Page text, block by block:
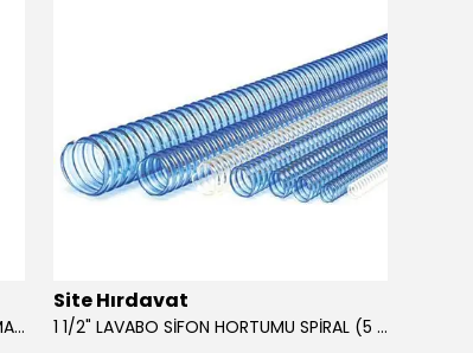
0.80x27x50mm KRONE DIN340 UZUN MATKAP UCU HSS 10 Adet
Site Hırdavat
1 1/2" LAVABO SİFON HORTUMU SPİRAL (5 MT)